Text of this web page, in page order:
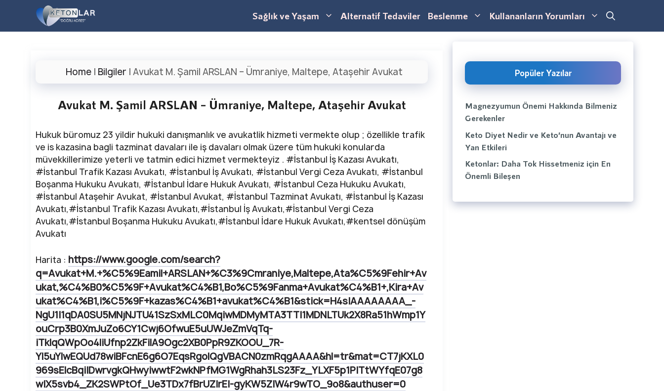
Sağlık ve Yaşam Alternatif Tedaviler Beslenme Kullananların Yorumları
Home | Bilgiler | Avukat M. Şamil ARSLAN – Ümraniye, Maltepe, Ataşehir Avukat
Avukat M. Şamil ARSLAN – Ümraniye, Maltepe, Ataşehir Avukat
Hukuk büromuz 23 yildir hukuki danışmanlık ve avukatlik hizmeti vermekte olup ; özellikle trafik
ve is kazasina bagli tazminat davaları ile iş davaları olmak üzere tüm hukuki konularda
müvekkillerimize yeterli ve tatmin edici hizmet vermekteyiz . #İstanbul İş Kazası Avukatı,
#İstanbul Trafik Kazası Avukatı, #İstanbul İş Avukatı, #İstanbul Vergi Ceza Avukatı, #İstanbul
Boşanma Hukuku Avukatı, #İstanbul İdare Hukuk Avukatı, #İstanbul Ceza Hukuku Avukatı,
#İstanbul Ataşehir Avukat, #İstanbul Avukat, #İstanbul Tazminat Avukatı, #İstanbul İş Kazası
Avukatı,#İstanbul Trafik Kazası Avukatı,#İstanbul İş Avukatı,#İstanbul Vergi Ceza
Avukatı,#İstanbul Boşanma Hukuku Avukatı,#İstanbul İdare Hukuk Avukatı,#kentsel dönüşüm
Avukatı
Harita : https://www.google.com/search?
q=Avukat+M.+%C5%9Eamil+ARSLAN+%C3%9Cmraniye,Maltepe,Ata%C5%9Fehir+Av
ukat,%C4%B0%C5%9F+Avukat%C4%B1,Bo%C5%9Fanma+Avukat%C4%B1+,Kira+Av
ukat%C4%B1,i%C5%9F+kazas%C4%B1+avukat%C4%B1&stick=H4sIAAAAAAAA_-
NgU1I1qDA0SU5MNjNJTU41SzSxMLC0MqiwMDMyMTA3TTI1MDNLTUk2X8Ra51hWmp1Y
ouCrp3B0XmJuZo6CY1Cwj6OfwuE5uUWJeZmVqTq-
iTklqQWpOo4liUfnp2ZkFilA9Ogc2XB0PpR9ZKOOU_7R-
Yl5uYlwEQUd78wiBFcnE6g6O7EqsRgolQgVBACN0zmRqgAAAA&hl=tr&mat=CT7jKXL0
969sElcBqiIDwrvgkQHwyiwwtF2wkNPfMG1WgRhah3LS23Fz_YLXF5p1PITtWYfqE07g8
wIX5svb4_ZK2SWPtOf_Ue3TDx7fBrUZIrEI-gyKW5ZIW4r9wTO_9o8&authuser=0
Popüler Yazılar
Magnezyumun Önemi Hakkında Bilmeniz
Gerekenler
Keto Diyet Nedir ve Keto’nun Avantajı ve
Yan Etkileri
Ketonlar: Daha Tok Hissetmeniz için En
Önemli Bileşen